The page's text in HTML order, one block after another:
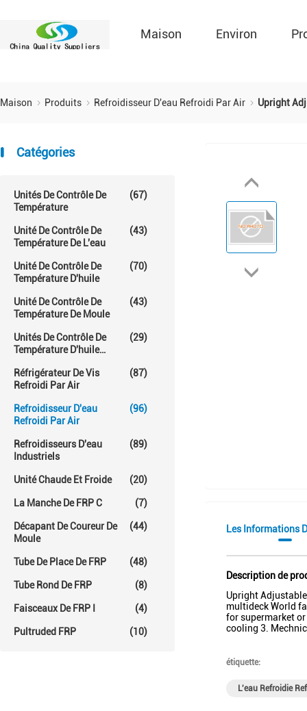
Maison Environ
Maison Produits Refroidisseur D'eau Refroidi Par Air Upright
Catégories
Unités De Contrôle De
Température
(67)
Unité De Contrôle De
Température De L'eau
(43)
Unité De Contrôle De
Température D'huile
(70)
Unité De Contrôle De
Température De Moule
(43)
Unités De Contrôle De
Température D'huile
(29)
Réfrigérateur De Vis
Refroidi Par Air
(87)
Refroidisseur D'eau
Refroidi Par Air
(96)
Refroidisseurs D'eau
Industriels
(89)
Unité Chaude Et Froide (20)
La Manche De FRP C (7)
Décapant De Coureur De
Moule
(44)
Tube De Place De FRP (48)
Tube Rond De FRP (8)
Faisceaux De FRP I (4)
Pultruded FRP (10)
Les Informations
Description de
Upright
multideck World
for supermarket
cooling 3.
étiquette:
L'eau Refroidie